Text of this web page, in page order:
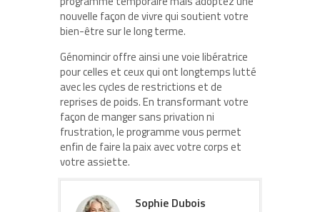
nouvelle façon de vivre qui soutient votre
bien-être sur le long terme.
Génomincir offre ainsi une voie libératrice
pour celles et ceux qui ont longtemps lutté
avec les cycles de restrictions et de
reprises de poids. En transformant votre
façon de manger sans privation ni
frustration, le programme vous permet
enfin de faire la paix avec votre corps et
votre assiette.
Sophie Dubois